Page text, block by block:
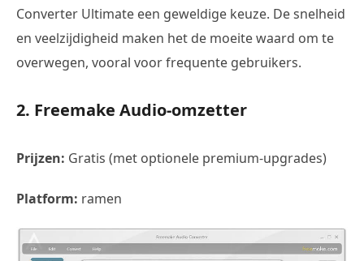
Converter Ultimate een geweldige keuze. De snelheid
en veelzijdigheid maken het de moeite waard om te
overwegen, vooral voor frequente gebruikers.
2. Freemake Audio-omzetter
Prijzen: Gratis (met optionele premium-upgrades)
Platform: ramen